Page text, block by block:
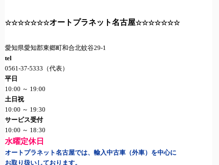
☆☆☆☆☆☆☆オートプラネット名古屋☆☆☆☆☆☆☆
愛知県愛知郡東郷町和合北蚊谷29-1
tel
0561-37-5333 （代表）
平日
10:00 ～ 19:00
土日祝
10:00 ～ 19:30
サービス受付
10:00 ～ 18:30
水曜定休日
オートプラネット名古屋では、輸入中古車（外車）を中心に
お取り扱いしております。